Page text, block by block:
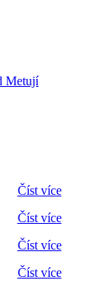
Metují
Číst více
Číst více
Číst více
Číst více